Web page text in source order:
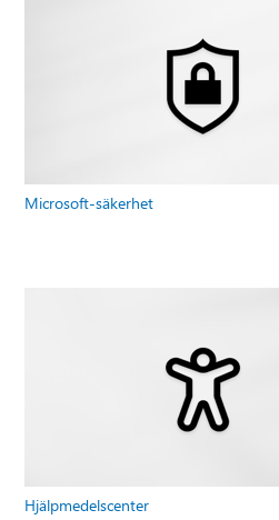
Microsoft-säkerhet
Hjälpmedelscenter